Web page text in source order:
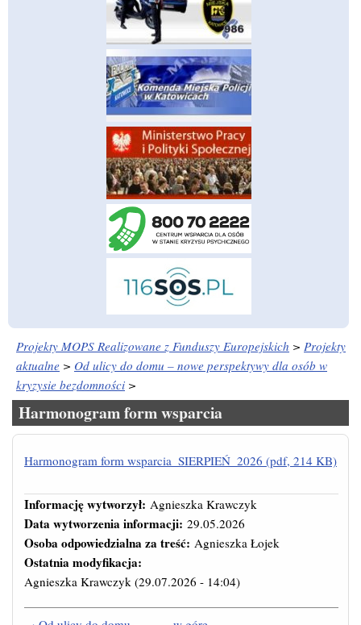
Projekty MOPS Realizowane z Funduszy Europejskich > Projekty
aktualne > Od ulicy do domu – nowe perspektywy dla osób w
kryzysie bezdomności >
Harmonogram form wsparcia
Harmonogram form wsparcia_SIERPIEŃ_2026 (pdf, 214 KB)
Informację wytworzył: Agnieszka Krawczyk
Data wytworzenia informacji: 29.05.2026
Osoba odpowiedzialna za treść: Agnieszka Łojek
Ostatnia modyfikacja:
Agnieszka Krawczyk (29.07.2026 - 14:04)